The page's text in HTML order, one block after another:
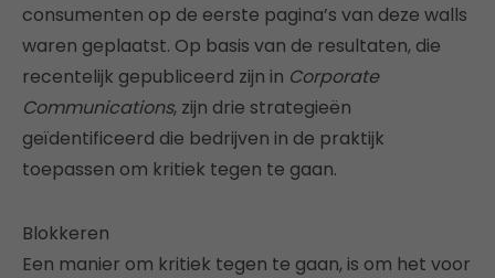
consumenten op de eerste pagina’s van deze walls
waren geplaatst. Op basis van de resultaten, die
recentelijk gepubliceerd zijn in Corporate
Communications, zijn drie strategieën
geïdentificeerd die bedrijven in de praktijk
toepassen om kritiek tegen te gaan.
Blokkeren
Een manier om kritiek tegen te gaan, is om het voor